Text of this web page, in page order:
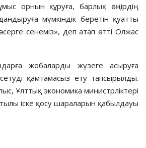
орнын құруға, барлық өңірдің
мүмкіндік беретін қуатты
сенеміз», деп атап өтті Олжас
жобаларды жүзеге асыруға
қамтамасыз ету тапсырылды.
Ұлттық экономика министрліктері
іске қосу шараларын қабылдауы